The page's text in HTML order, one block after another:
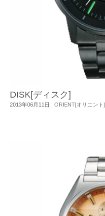
DISK[ディスク]
2013年06月11日 ORIENT[オリエント]